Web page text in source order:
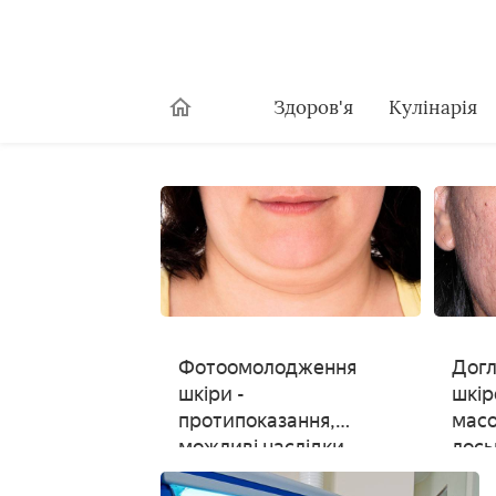
Здоров'я Кулінарія
Фотоомолодження
шкіри -
протипоказання,
можливі наслідки